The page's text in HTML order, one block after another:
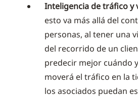
Inteligencia de tráfico y
esto va más allá del
personas, al tener una
del recorrido de un
predecir mejor cuándo
moverá el tráfico en la
los asociados puedan